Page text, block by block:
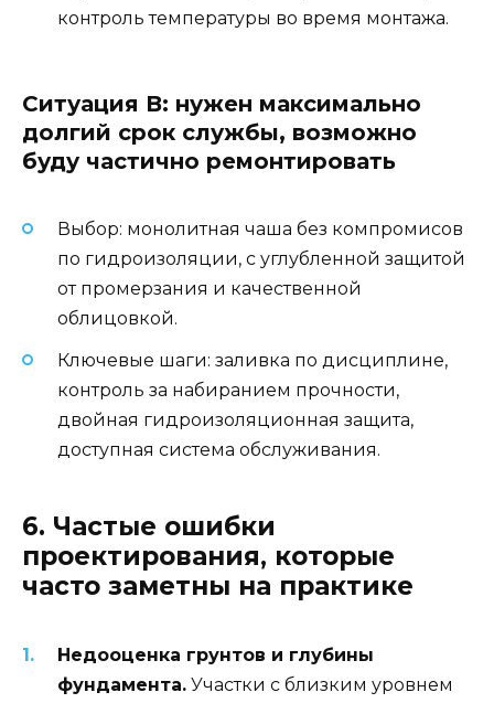
контроль температуры во время монтажа.
Ситуация В: нужен максимально
долгий срок службы, возможно
буду частично ремонтировать
Выбор: монолитная чаша без компромисов
по гидроизоляции, с углубленной защитой
от промерзания и качественной
облицовкой.
Ключевые шаги: заливка по дисциплине,
контроль за набиранием прочности,
двойная гидроизоляционная защита,
доступная система обслуживания.
6. Частые ошибки
проектирования, которые
часто заметны на практике
Недооценка грунтов и глубины
фундамента. Участки с близким уровнем